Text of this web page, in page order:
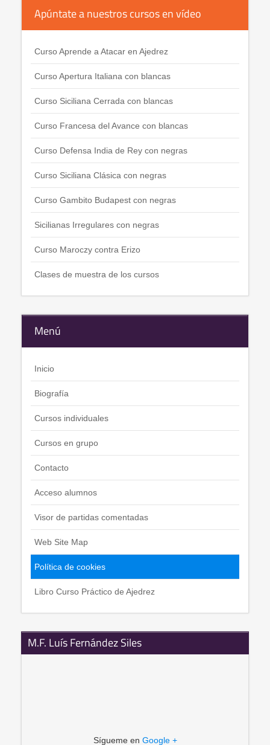
Apúntate a nuestros cursos en vídeo
Curso Aprende a Atacar en Ajedrez
Curso Apertura Italiana con blancas
Curso Siciliana Cerrada con blancas
Curso Francesa del Avance con blancas
Curso Defensa India de Rey con negras
Curso Siciliana Clásica con negras
Curso Gambito Budapest con negras
Sicilianas Irregulares con negras
Curso Maroczy contra Erizo
Clases de muestra de los cursos
Menú
Inicio
Biografía
Cursos individuales
Cursos en grupo
Contacto
Acceso alumnos
Visor de partidas comentadas
Web Site Map
Política de cookies
Libro Curso Práctico de Ajedrez
M.F. Luís Fernández Siles
Sígueme en Google +